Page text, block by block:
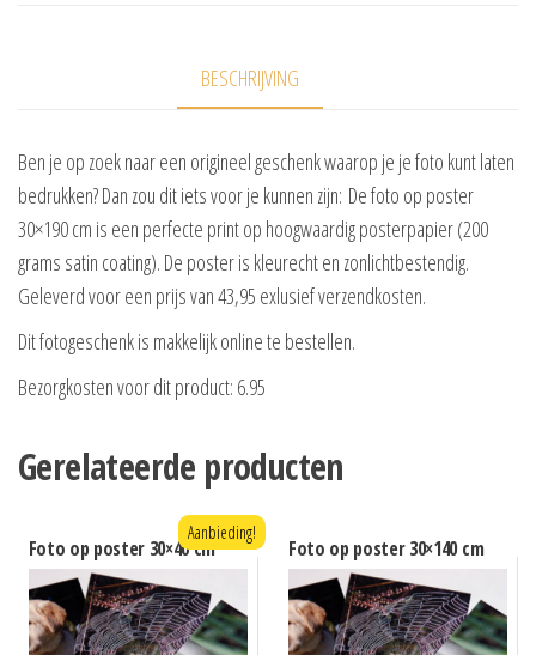
BESCHRIJVING
Ben je op zoek naar een origineel geschenk waarop je je foto kunt laten
bedrukken? Dan zou dit iets voor je kunnen zijn: De foto op poster
30×190 cm is een perfecte print op hoogwaardig posterpapier (200
grams satin coating). De poster is kleurecht en zonlichtbestendig.
Geleverd voor een prijs van 43,95 exlusief verzendkosten.
Dit fotogeschenk is makkelijk online te bestellen.
Bezorgkosten voor dit product: 6.95
Gerelateerde producten
Foto op poster 30×40 cm
Aanbieding!
Foto op poster 30×140 cm